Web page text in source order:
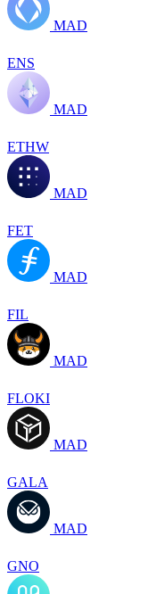
MAD
ENS
MAD
ETHW
MAD
FET
MAD
FIL
MAD
FLOKI
MAD
GALA
MAD
GNO